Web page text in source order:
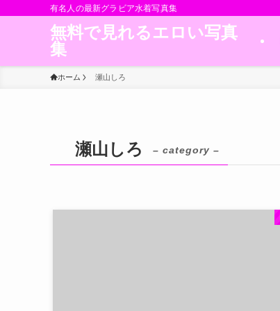
有名人の最新グラビア水着写真集
無料で見れるエロい写真
集
ホーム 瀬山しろ
瀬山しろ – category –